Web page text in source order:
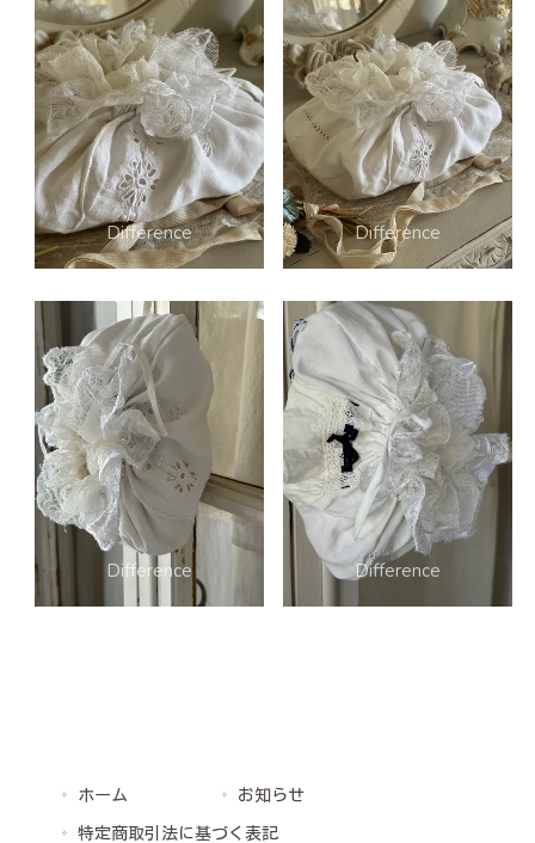
ホーム
お知らせ
特定商取引法に基づく表記